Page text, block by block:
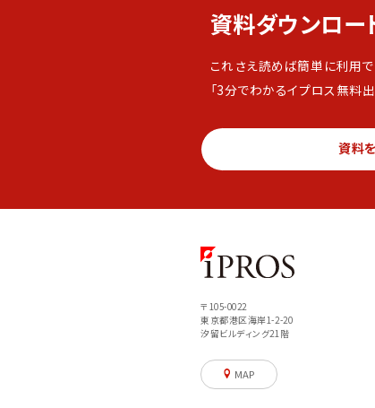
資料ダウンロー
これさえ読めば簡単に利用で
「3分でわかるイプロス無料
資料
〒105-0022
東京都港区海岸1-2-20
汐留ビルディング21階
MAP